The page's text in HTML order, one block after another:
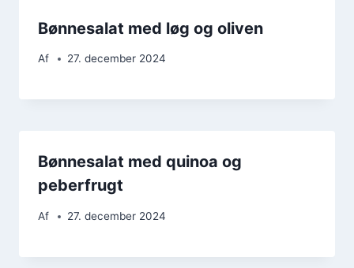
Bønnesalat med løg og oliven
Af 27. december 2024
Bønnesalat med quinoa og
peberfrugt
Af 27. december 2024